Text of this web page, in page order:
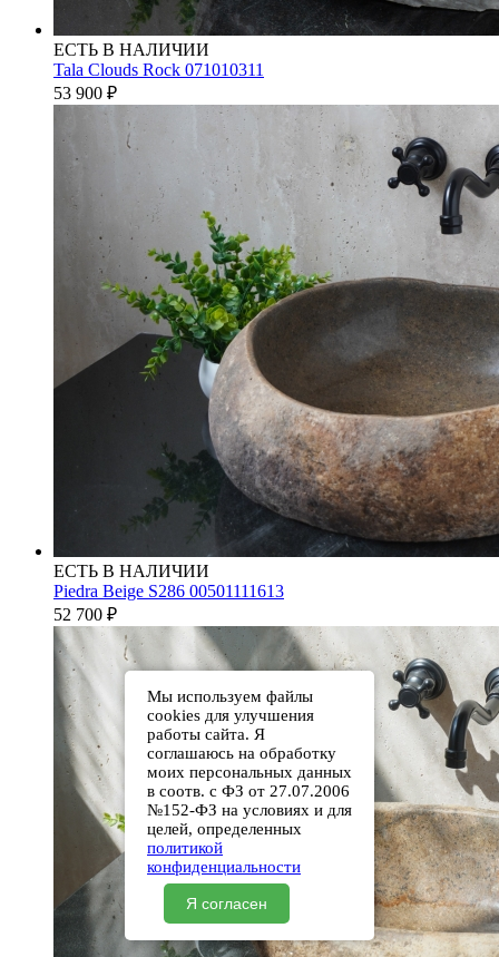
ЕСТЬ В НАЛИЧИИ
Tala Clouds Rock 071010311
53 900 ₽
ЕСТЬ В НАЛИЧИИ
Piedra Beige S286 00501111613
52 700 ₽
Мы используем файлы
cookies для улучшения
работы сайта. Я
соглашаюсь на обработку
моих персональных данных
в соотв. с ФЗ от 27.07.2006
№152-ФЗ на условиях и для
целей, определенных
политикой
конфиденциальности
Я согласен